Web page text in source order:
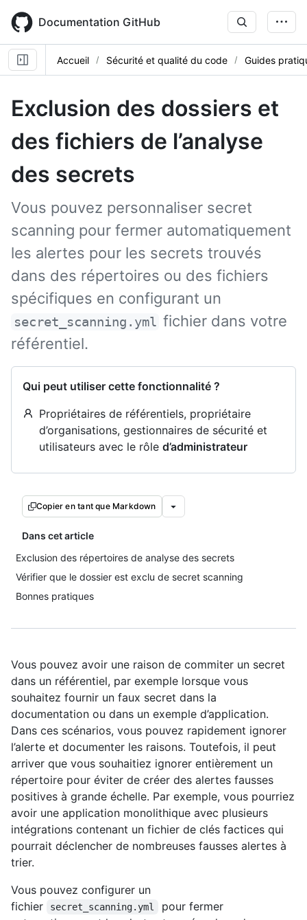
main
content
Documentation GitHub
Accueil Sécurité et qualité du code Guides
Exclusion des dossiers et
des fichiers de l’analyse
des secrets
Vous pouvez personnaliser secret
scanning pour fermer automatiquement
les alertes pour les secrets trouvés
dans des répertoires ou des fichiers
spécifiques en configurant un
secret_scanning.yml fichier dans votre
référentiel.
Qui peut utiliser cette fonctionnalité ?
Propriétaires de référentiels, propriétaire
d’organisations, gestionnaires de sécurité et
utilisateurs avec le rôle d’administrateur
Copier en tant que Markdown
Dans cet article
Exclusion des répertoires de analyse des secrets
Vérifier que le dossier est exclu de secret scanning
Bonnes pratiques
Vous pouvez avoir une raison de commiter un secret
dans un référentiel, par exemple lorsque vous
souhaitez fournir un faux secret dans la
documentation ou dans un exemple d’application.
Dans ces scénarios, vous pouvez rapidement ignorer
l’alerte et documenter les raisons. Toutefois, il peut
arriver que vous souhaitiez ignorer entièrement un
répertoire pour éviter de créer des alertes fausses
positives à grande échelle. Par exemple, vous pourriez
avoir une application monolithique avec plusieurs
intégrations contenant un fichier de clés factices qui
pourrait déclencher de nombreuses fausses alertes à
trier.
Vous pouvez configurer un
fichier
secret_scanning.yml
pour fermer